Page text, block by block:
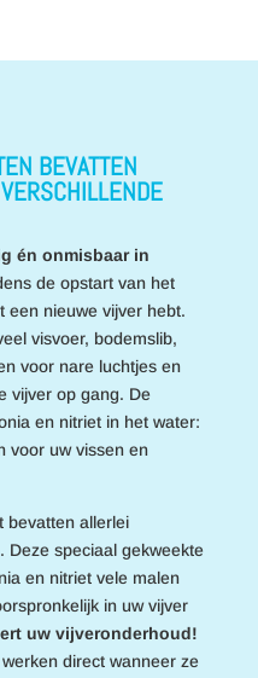
BEVATTEN
én onmisbaar in
de opstart van het
een nieuwe vijver hebt.
visvoer, bodemslib,
voor nare luchtjes en
vijver op gang. De
en nitriet in het water:
voor uw vissen en
bevatten allerlei
Deze speciaal gekweekte
en nitriet vele malen
in uw vijver
uw vijveronderhoud!
direct wanneer ze